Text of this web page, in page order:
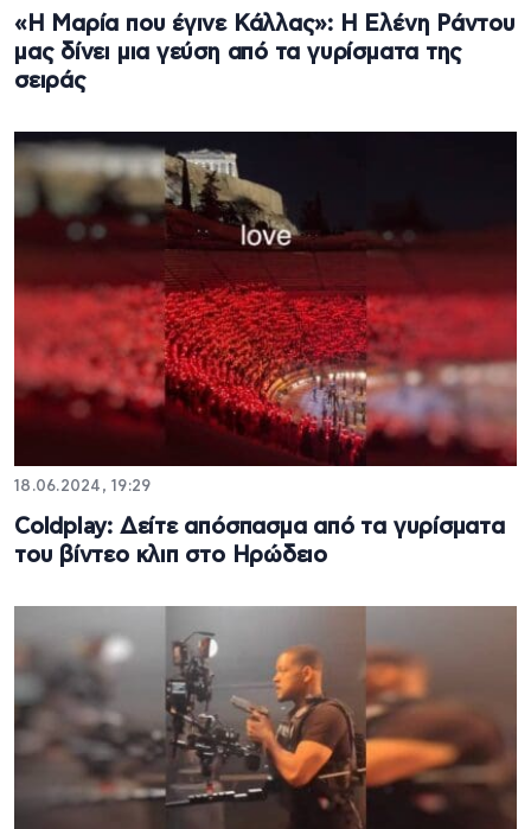
«Η Μαρία που έγινε Κάλλας»: Η Ελένη Ράντου
μας δίνει μια γεύση από τα γυρίσματα της
σειράς
18.06.2024, 19:29
Coldplay: Δείτε απόσπασμα από τα γυρίσματα
του βίντεο κλιπ στο Ηρώδειο